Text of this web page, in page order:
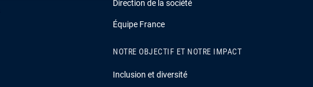
Direction de la société
Équipe France
NOTRE OBJECTIF ET NOTRE IMPACT
Inclusion et diversité